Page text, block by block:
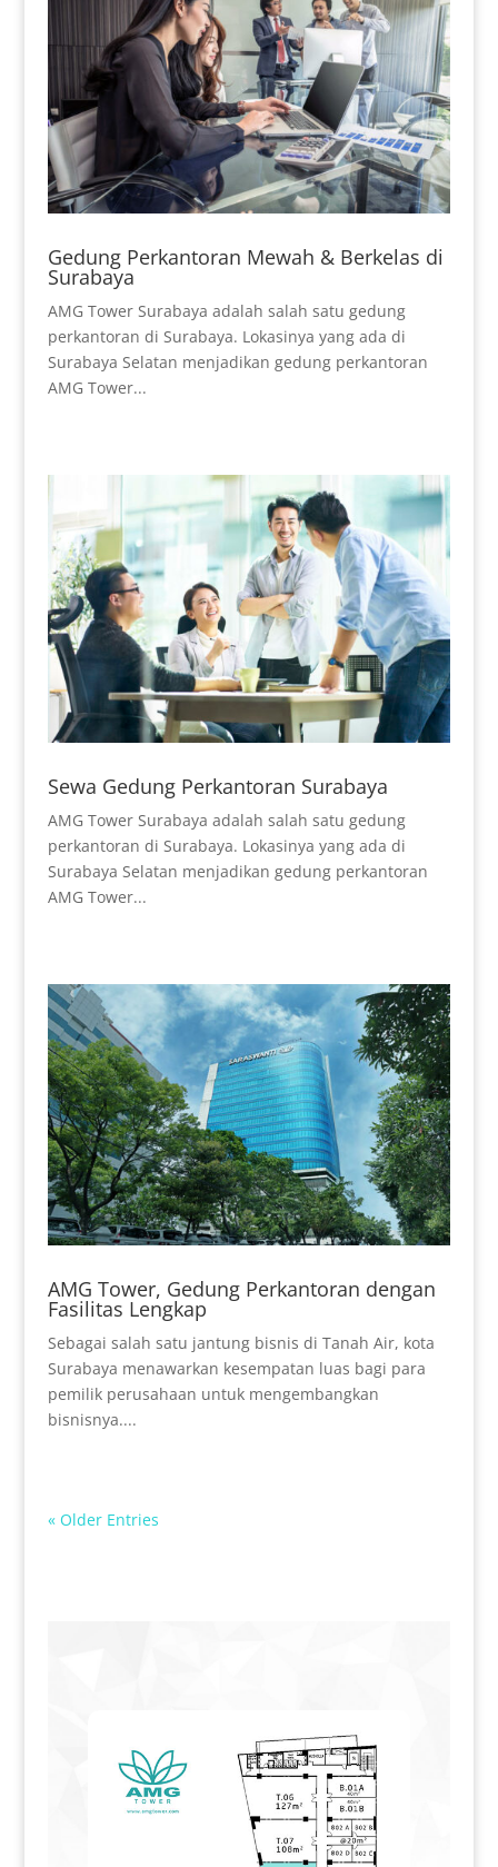
Gedung Perkantoran Mewah & Berkelas di
Surabaya
AMG Tower Surabaya adalah salah satu gedung
perkantoran di Surabaya. Lokasinya yang ada di
Surabaya Selatan menjadikan gedung perkantoran
AMG Tower...
Sewa Gedung Perkantoran Surabaya
AMG Tower Surabaya adalah salah satu gedung
perkantoran di Surabaya. Lokasinya yang ada di
Surabaya Selatan menjadikan gedung perkantoran
AMG Tower...
AMG Tower, Gedung Perkantoran dengan
Fasilitas Lengkap
Sebagai salah satu jantung bisnis di Tanah Air, kota
Surabaya menawarkan kesempatan luas bagi para
pemilik perusahaan untuk mengembangkan
bisnisnya....
« Older Entries